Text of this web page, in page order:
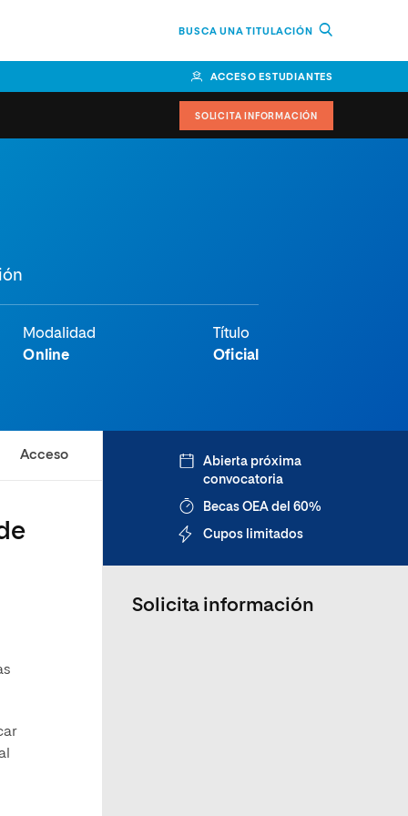
BUSCA UNA TITULACIÓN
ACCESO ESTUDIANTES
SOLICITA INFORMACIÓN
Modalidad
Online
Título
Oficial
Acceso
Abierta próxima
convocatoria
Becas OEA del 60%
Cupos limitados
Solicita información